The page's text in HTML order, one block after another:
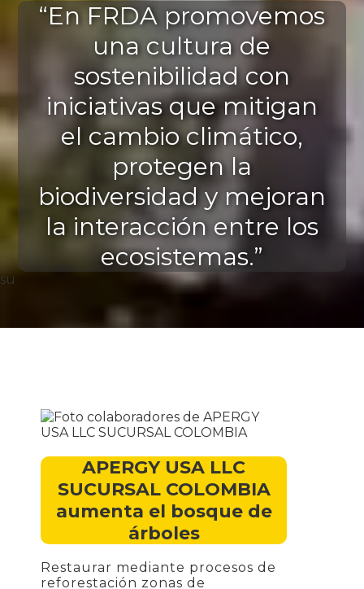
“En FRDA promovemos
una cultura de
sostenibilidad con
iniciativas que mitigan
el cambio climático,
protegen la
biodiversidad y mejoran
la interacción entre los
ecosistemas.”
su
APERGY USA LLC
SUCURSAL COLOMBIA
aumenta el bosque de
árboles
Restaurar mediante procesos de
reforestación zonas de